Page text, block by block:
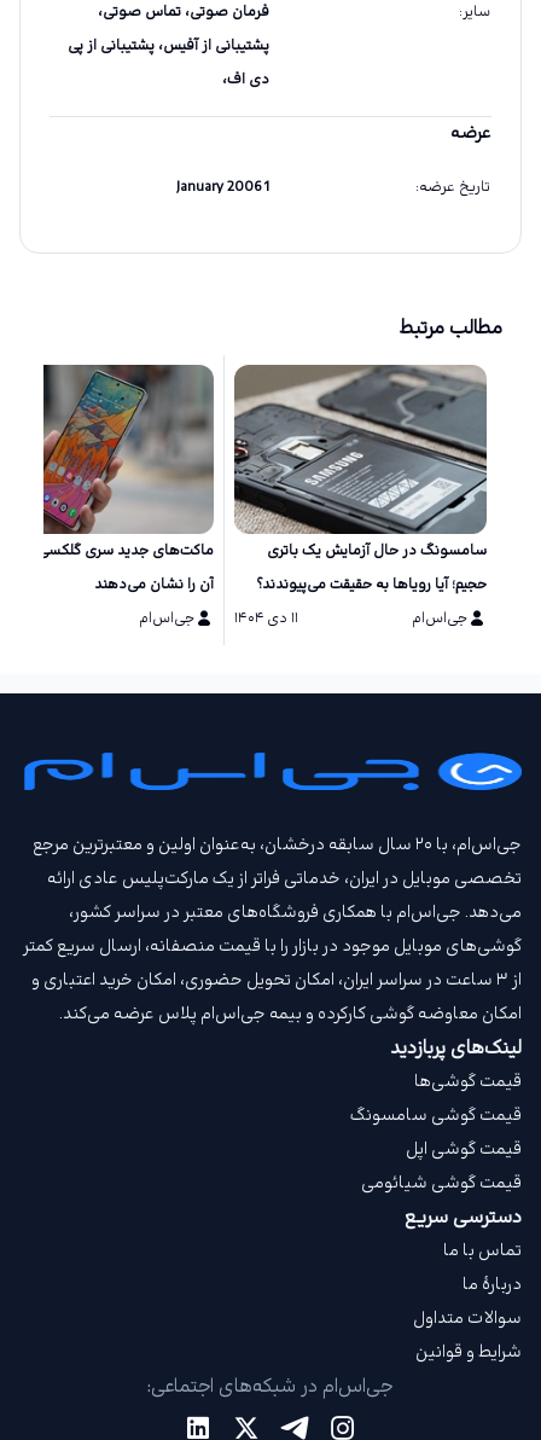
سایر:
فرمان صوتی، تماس صوتی،
پشتیبانی از آفیس، پشتیبانی از پی
دی اف،
عرضه
تاریخ عرضه:
1 January 2006
مطالب مرتبط
سامسونگ در حال آزمایش یک باتری
حجیم؛ آیا رویاها به حقیقت می‌پیوندند؟
جی‌اس‌ام
۱۱ دی ۱۴۰۴
آن را نشان می‌دهند
جی‌اس‌ام
جی‌اس‌ام، با ۲۰ سال سابقه درخشان، به‌عنوان اولین و معتبرترین مرجع
تخصصی موبایل در ایران، خدماتی فراتر از یک مارکت‌پلیس عادی ارائه
می‌دهد. جی‌اس‌ام با همکاری فروشگاه‌های معتبر در سراسر کشور،
گوشی‌های موبایل موجود در بازار را با قیمت‌ منصفانه، ارسال سریع کمتر
از ۳ ساعت در سراسر ایران، امکان تحویل حضوری، امکان خرید اعتباری و
امکان معاوضه گوشی کارکرده و بیمه جی‌اس‌ام‌ پلاس عرضه می‌کند.
لینک‌های پربازدید
قیمت گوشی‌ها
قیمت گوشی سامسونگ
قیمت گوشی اپل
قیمت گوشی شیائومی
دسترسی سریع
تماس با ما
دربارهٔ ما
سوالات متداول
شرایط و قوانین
جی‌اس‌ام در شبکه‌های اجتماعی: